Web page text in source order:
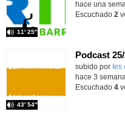
11′ 25″
hace una
Escuchado 2
subido por Ies
43′ 54″
hace 3
Escuchado 4